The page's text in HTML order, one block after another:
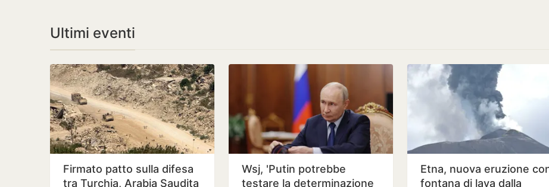
Ultimi eventi
Firmato patto sulla difesa
tra Turchia, Arabia Saudita
Wsj, 'Putin potrebbe
testare la determinazione
Etna, nuova eruzione
fontana di lava dalla